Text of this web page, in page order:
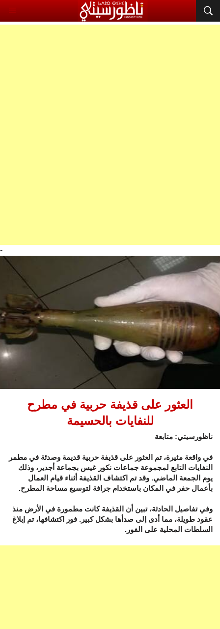
-
العثور على قذيفة حربية في مطرح
للنفايات بالحسيمة
ناظورسيتي: متابعة
في واقعة مثيرة، تم العثور على قذيفة حربية قديمة وصدئة في مطمر
النفايات التابع لمجموعة جماعات نكور غيس بجماعة أجدير، وذلك
يوم الجمعة الماضي. وقد تم اكتشاف القذيفة أثناء قيام العمال
بأعمال حفر في المكان باستخدام جرافة لتوسيع مساحة المطرح.
وفي تفاصيل الحادثة، تبين أن القذيفة كانت مطمورة في الأرض منذ
عقود طويلة، مما أدى إلى صدأها بشكل كبير. فور اكتشافها، تم إبلاغ
السلطات المحلية على الفور.